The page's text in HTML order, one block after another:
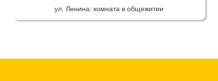
ул. Ленина: комната в общежитии